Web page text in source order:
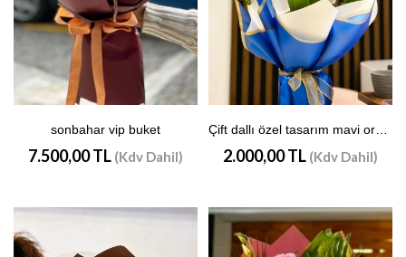
sonbahar vip buket
7.500,00 TL (Kdv Dahil) 2.000,00 TL (Kdv Dahil)